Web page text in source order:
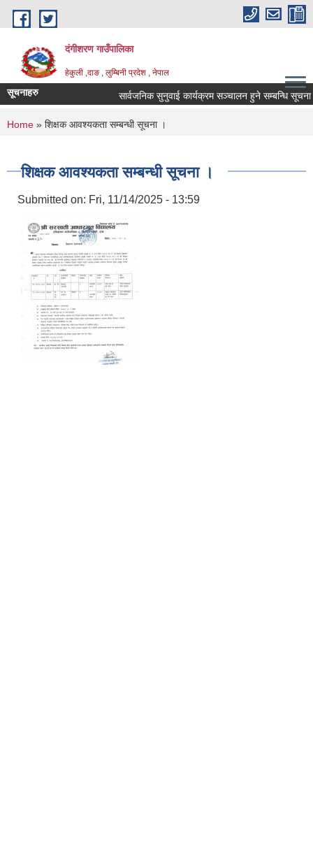
Skip to main content
दंगीशरण गाउँपालिका
हेकुली ,दाङ , लुम्बिनी प्रदेश , नेपाल
सूचनाहरु सार्वजनिक सुनुवाई कार्यक्रम सञ्चालन हुने सम्बन्धि सूचना ।
You are here
Home » शिक्षक आवश्यकता सम्बन्धी सूचना ।
शिक्षक आवश्यकता सम्बन्धी सूचना ।
Submitted on: Fri, 11/14/2025 - 13:59